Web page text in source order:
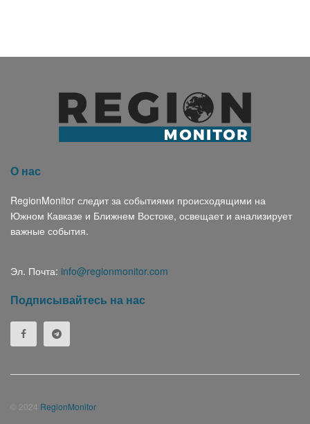
О нас
RegionMonitor следит за событиями происходящими на
Южном Кавказе и Ближнем Востоке, освещает и анализирует
важные события.
Эл. Почта: info@regionmonitor.com
Подписывайтесь на нас
© 2024 RegionMonitor